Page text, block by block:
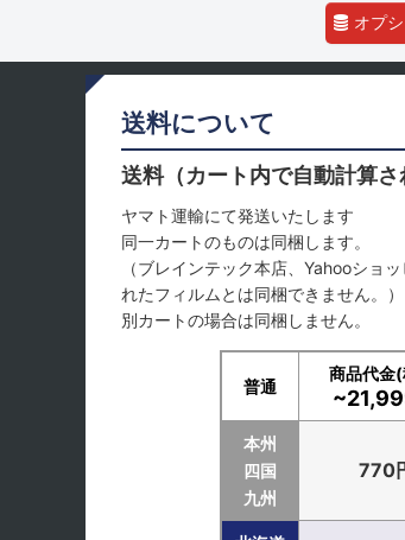
オプ
送料について
送料（カート内で自動計算さ
ヤマト運輸にて発送いたします
同一カートのものは同梱します。
（ブレインテック本店、Yahooショ
れたフィルムとは同梱できません。）
別カートの場合は同梱しません。
普通
商品代金
本州
四国
九州
770